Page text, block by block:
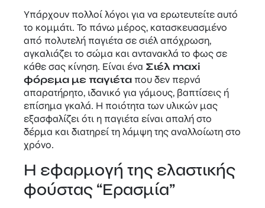
Υπάρχουν πολλοί λόγοι για να ερωτευτείτε αυτό
το κομμάτι. Το πάνω μέρος, κατασκευασμένο
από πολυτελή παγιέτα σε σιέλ απόχρωση,
αγκαλιάζει το σώμα και αντανακλά το φως σε
κάθε σας κίνηση. Είναι ένα Σιέλ maxi
φόρεμα με παγιέταπου δεν περνά
απαρατήρητο, ιδανικό για γάμους, βαπτίσεις ή
επίσημα γκαλά. Η ποιότητα των υλικών μας
εξασφαλίζει ότι η παγιέτα είναι απαλή στο
δέρμα και διατηρεί τη λάμψη της αναλλοίωτη στο
χρόνο.
Η εφαρμογή της ελαστικής
φούστας “Ερασμία”